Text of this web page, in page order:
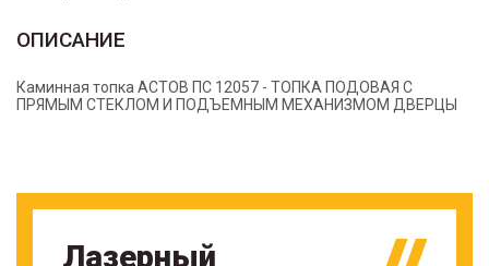
ОПИСАНИЕ
Каминная топка АСТОВ ПС 12057 - ТОПКА ПОДОВАЯ С
ПРЯМЫМ СТЕКЛОМ И ПОДЪЕМНЫМ МЕХАНИЗМОМ ДВЕРЦЫ
Лазерный